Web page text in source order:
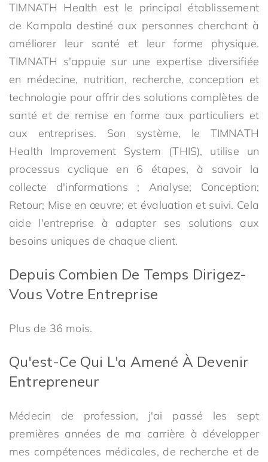
TIMNATH Health est le principal établissement
de Kampala destiné aux personnes cherchant à
améliorer leur santé et leur forme physique.
TIMNATH s'appuie sur une expertise diversifiée
en médecine, nutrition, recherche, conception et
technologie pour offrir des solutions complètes de
santé et de remise en forme aux particuliers et
aux entreprises. Son système, le TIMNATH
Health Improvement System (THIS), utilise un
processus cyclique en 6 étapes, à savoir la
collecte d'informations ; Analyse; Conception;
Retour; Mise en œuvre; et évaluation et suivi. Cela
aide l'entreprise à adapter ses solutions aux
besoins uniques de chaque client.
Depuis Combien De Temps Dirigez-
Vous Votre Entreprise
Plus de 36 mois.
Qu'est-Ce Qui L'a Amené À Devenir
Entrepreneur
Médecin de profession, j'ai passé les sept
premières années de ma carrière à développer
mes compétences médicales, de recherche et de